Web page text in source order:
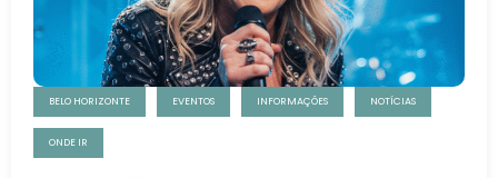
BELO HORIZONTE EVENTOS INFORMAÇÕES NOTÍCIAS
ONDE IR